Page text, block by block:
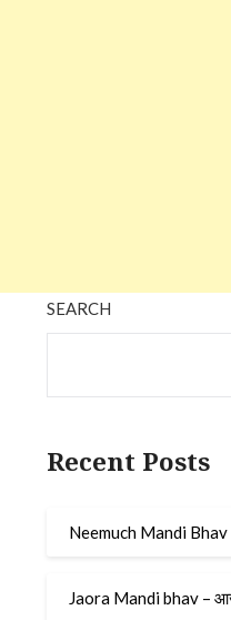
SEARCH
Recent Posts
Neemuch Mandi
Jaora Mandi bhav –